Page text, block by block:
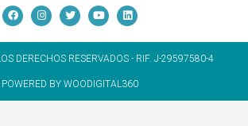
DERECHOS RESERVADOS - RIF. J-29597580-4
POWERED BY WOODIGITAL360